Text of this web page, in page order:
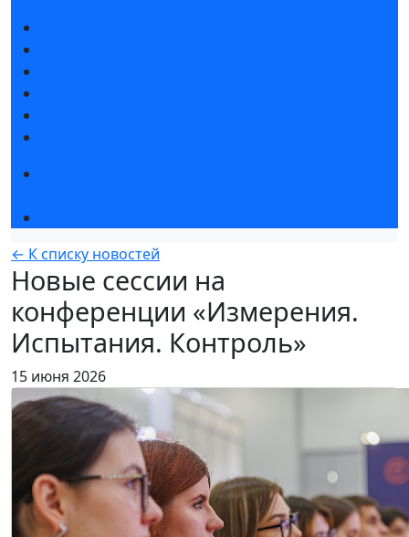
← К списку новостей
Новые сессии на
конференции «Измерения.
Испытания. Контроль»
15 июня 2026